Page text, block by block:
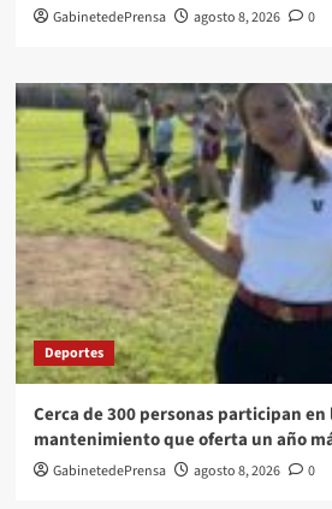
GabinetedePrensa agosto 8, 2026 0
Deportes
Cerca de 300 personas participan en
mantenimiento que oferta un año
GabinetedePrensa agosto 8, 2026 0